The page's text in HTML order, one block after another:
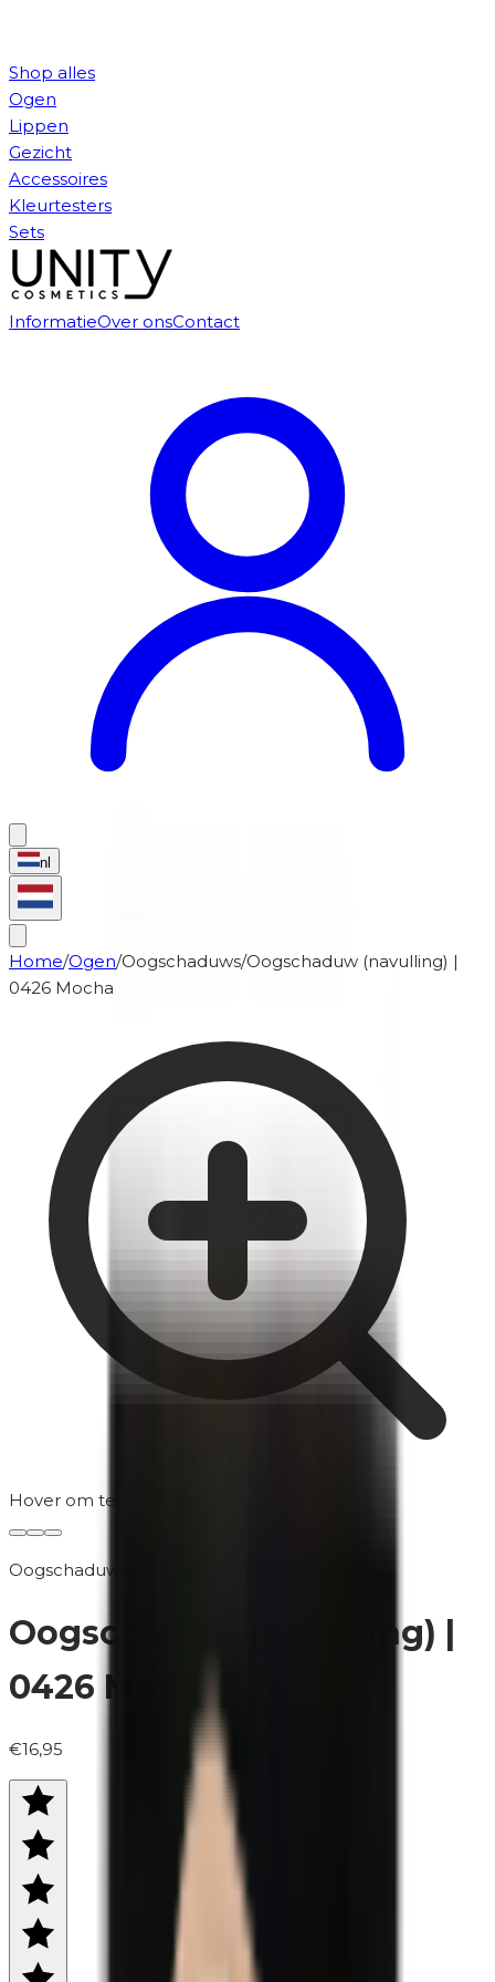
Shop alles
Ogen
Lippen
Gezicht
Accessoires
Kleurtesters
Sets
InformatieOver onsContact
nl
Home/Ogen/Oogschaduws/Oogschaduw (navulling) |
0426 Mocha
Hover om te zoomen
Oogschaduws
Oogschaduw (navulling) |
0426 Mocha
€16,95